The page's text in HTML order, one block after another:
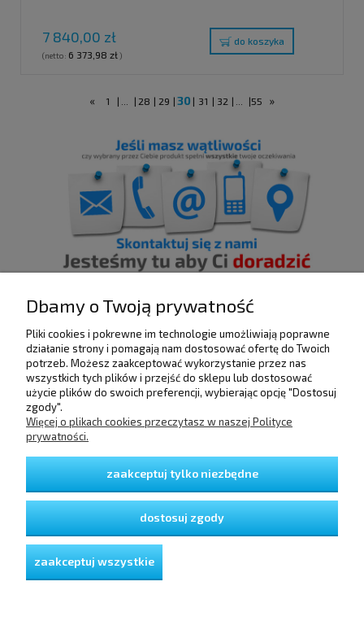
7 840,00 zł
(netto: 6 373,98 zł)
do koszyka
« 1 | | 28 | 29 | 30 | 31 | 32 | |55 »
POMOC
DOSTAWA I PŁATNOŚCI
GWARANCJA I ZWROTY
O FIRMIE
Dbamy o Twoją prywatność
Pliki cookies i pokrewne im technologie umożliwiają poprawne
działanie strony i pomagają nam dostosować ofertę do Twoich
potrzeb. Możesz zaakceptować wykorzystanie przez nas
wszystkich tych plików i przejść do sklepu lub dostosować
użycie plików do swoich preferencji, wybierając opcję "Dostosuj
zgody".
Więcej o plikach cookies przeczytasz w naszej Polityce
prywatności.
zaakceptuj tylko niezbędne
dostosuj zgody
zaakceptuj wszystkie